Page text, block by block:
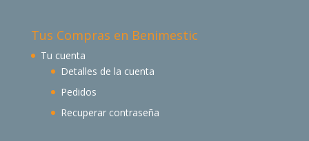
Tus Compras en Benimestic
Tu cuenta
Detalles de la cuenta
Pedidos
Recuperar contraseña